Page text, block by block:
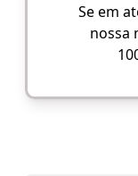
Se em
nossa